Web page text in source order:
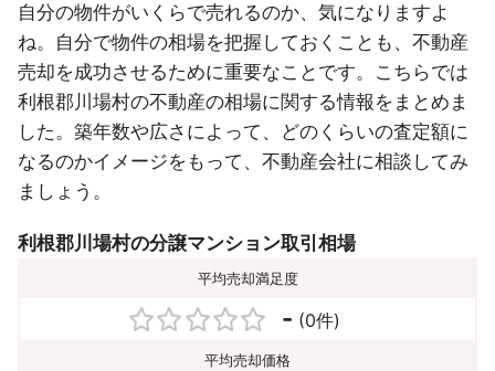
自分の物件がいくらで売れるのか、気になりますよ
ね。自分で物件の相場を把握しておくことも、不動産
売却を成功させるために重要なことです。こちらでは
利根郡川場村の不動産の相場に関する情報をまとめま
した。築年数や広さによって、どのくらいの査定額に
なるのかイメージをもって、不動産会社に相談してみ
ましょう。
利根郡川場村の分譲マンション取引相場
平均売却満足度
- (0件)
平均売却価格